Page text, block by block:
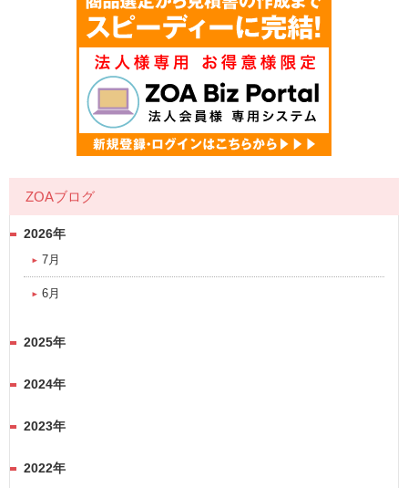
ZOAブログ
2026年
7月
6月
2025年
2024年
2023年
2022年